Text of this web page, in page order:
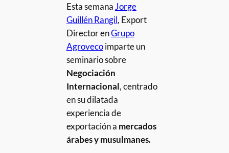
Esta semana Jorge
Guillén Rangil, Export
Director enGrupo
Agrovecoimparte un
seminario sobre
Negociación
Internacional, centrado
en su dilatada
experiencia de
exportación a mercados
árabes y musulmanes.